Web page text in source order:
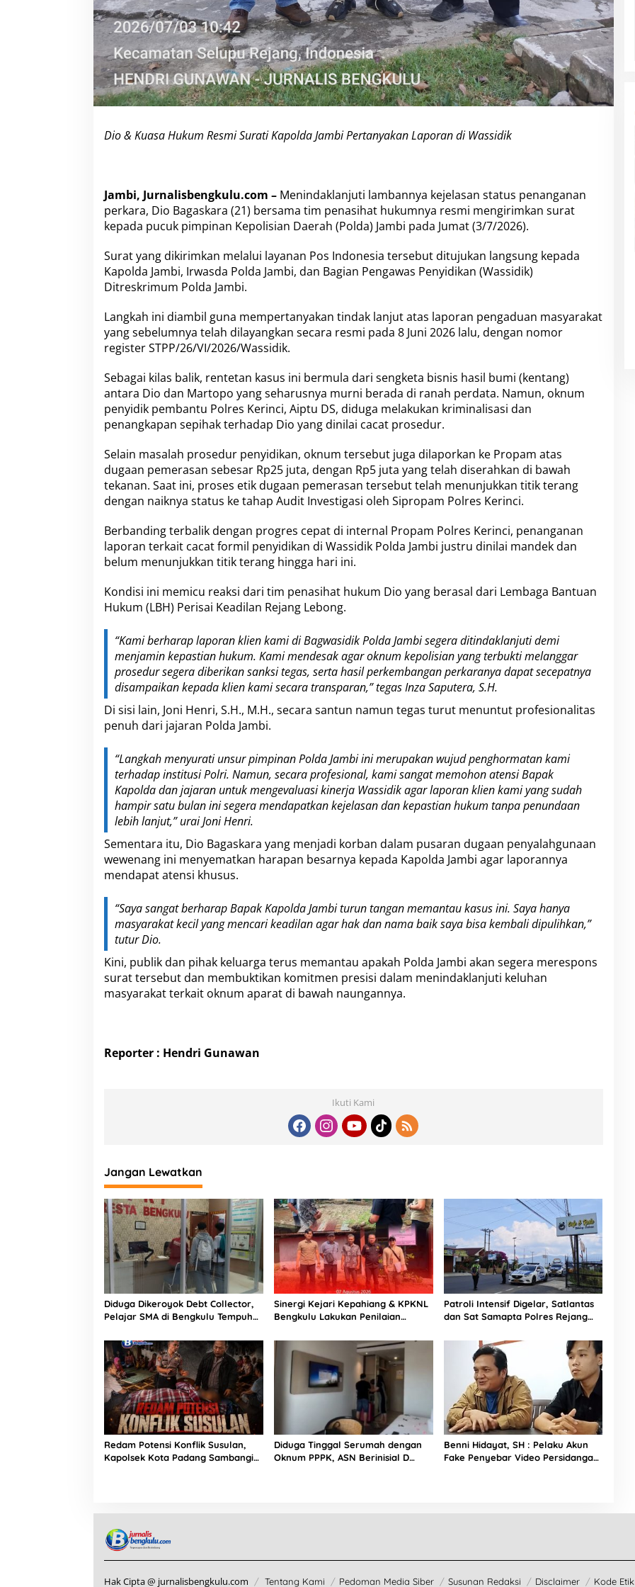
a
n
y
a
k
a
n
L
a
o
i
W
a
s
d
i
Dio & Kuasa Hukum Resmi Surati Kapolda Jambi Pertanyakan Laporan di Wassidik
Jambi, Jurnalisbengkulu.com – Menindaklanjuti lambannya kejelasan status penanganan
perkara, Dio Bagaskara (21) bersama tim penasihat hukumnya resmi mengirimkan surat
kepada pucuk pimpinan Kepolisian Daerah (Polda) Jambi pada Jumat (3/7/2026).
Surat yang dikirimkan melalui layanan Pos Indonesia tersebut ditujukan langsung kepada
Kapolda Jambi, Irwasda Polda Jambi, dan Bagian Pengawas Penyidikan (Wassidik)
Ditreskrimum Polda Jambi.
Langkah ini diambil guna mempertanyakan tindak lanjut atas laporan pengaduan masyarakat
yang sebelumnya telah dilayangkan secara resmi pada 8 Juni 2026 lalu, dengan nomor
register STPP/26/VI/2026/Wassidik.
Sebagai kilas balik, rentetan kasus ini bermula dari sengketa bisnis hasil bumi (kentang)
antara Dio dan Martopo yang seharusnya murni berada di ranah perdata. Namun, oknum
penyidik pembantu Polres Kerinci, Aiptu DS, diduga melakukan kriminalisasi dan
penangkapan sepihak terhadap Dio yang dinilai cacat prosedur.
Selain masalah prosedur penyidikan, oknum tersebut juga dilaporkan ke Propam atas
dugaan pemerasan sebesar Rp25 juta, dengan Rp5 juta yang telah diserahkan di bawah
tekanan. Saat ini, proses etik dugaan pemerasan tersebut telah menunjukkan titik terang
dengan naiknya status ke tahap Audit Investigasi oleh Sipropam Polres Kerinci.
Berbanding terbalik dengan progres cepat di internal Propam Polres Kerinci, penanganan
laporan terkait cacat formil penyidikan di Wassidik Polda Jambi justru dinilai mandek dan
belum menunjukkan titik terang hingga hari ini.
Kondisi ini memicu reaksi dari tim penasihat hukum Dio yang berasal dari Lembaga Bantuan
Hukum (LBH) Perisai Keadilan Rejang Lebong.
“Kami berharap laporan klien kami di Bagwasidik Polda Jambi segera ditindaklanjuti demi
menjamin kepastian hukum. Kami mendesak agar oknum kepolisian yang terbukti melanggar
prosedur segera diberikan sanksi tegas, serta hasil perkembangan perkaranya dapat secepatnya
disampaikan kepada klien kami secara transparan,” tegas Inza Saputera, S.H.
Di sisi lain, Joni Henri, S.H., M.H., secara santun namun tegas turut menuntut profesionalitas
penuh dari jajaran Polda Jambi.
“Langkah menyurati unsur pimpinan Polda Jambi ini merupakan wujud penghormatan kami
terhadap institusi Polri. Namun, secara profesional, kami sangat memohon atensi Bapak
Kapolda dan jajaran untuk mengevaluasi kinerja Wassidik agar laporan klien kami yang sudah
hampir satu bulan ini segera mendapatkan kejelasan dan kepastian hukum tanpa penundaan
lebih lanjut,” urai Joni Henri.
Sementara itu, Dio Bagaskara yang menjadi korban dalam pusaran dugaan penyalahgunaan
wewenang ini menyematkan harapan besarnya kepada Kapolda Jambi agar laporannya
mendapat atensi khusus.
“Saya sangat berharap Bapak Kapolda Jambi turun tangan memantau kasus ini. Saya hanya
masyarakat kecil yang mencari keadilan agar hak dan nama baik saya bisa kembali dipulihkan,”
tutur Dio.
Kini, publik dan pihak keluarga terus memantau apakah Polda Jambi akan segera merespons
surat tersebut dan membuktikan komitmen presisi dalam menindaklanjuti keluhan
masyarakat terkait oknum aparat di bawah naungannya.
Reporter : Hendri Gunawan
Ikuti Kami
Jangan Lewatkan
Diduga Dikeroyok Debt Collector,
Pelajar SMA di Bengkulu Tempuh
Sinergi Kejari Kepahiang & KPKNL
Bengkulu Lakukan Penilaian
Patroli Intensif Digelar, Satlantas
dan Sat Samapta Polres Rejang
Liar
Redam Potensi Konflik Susulan,
Kapolsek Kota Padang Sambangi
Diduga Tinggal Serumah dengan
Oknum PPPK, ASN Berinisial D
Benni Hidayat, SH : Pelaku Akun
Fake Penyebar Video Persidangan
Hak Cipta @ jurnalisbengkulu.com Tentang Kami Pedoman Media Siber Susunan Redaksi Disclaimer Kode Etik